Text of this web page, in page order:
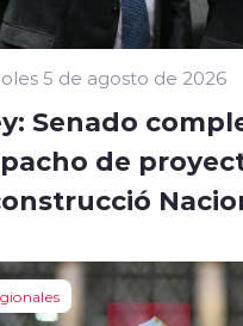
5 de agosto de 2026
Senado
de